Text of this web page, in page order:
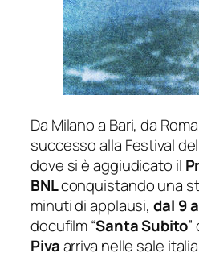
Da Milano a Bari, da
successo alla Festival
dove si è aggiudicato il
BNLconquistando una
minuti di applausi, dal 9
docufilm “Santa Subito
Pivaarriva nelle sale